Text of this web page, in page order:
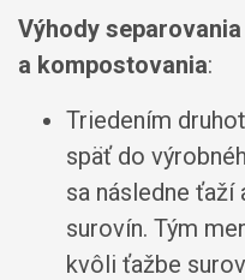
Výhody
a kompostovania:
Triedením
späť do
sa následne ťaží
surovín. Tým
kvôli ťažbe